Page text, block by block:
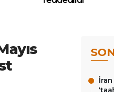
İran